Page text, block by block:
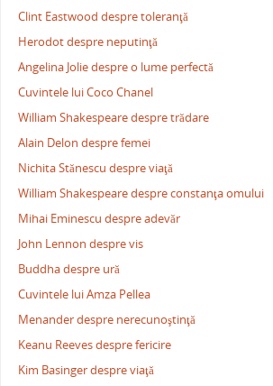
Clint Eastwood despre toleranţă
Herodot despre neputinţă
Angelina Jolie despre o lume perfectă
Cuvintele lui Coco Chanel
William Shakespeare despre trădare
Alain Delon despre femei
Nichita Stănescu despre viaţă
William Shakespeare despre constanţa omului
Mihai Eminescu despre adevăr
John Lennon despre vis
Buddha despre ură
Cuvintele lui Amza Pellea
Menander despre nerecunoştinţă
Keanu Reeves despre fericire
Kim Basinger despre viaţă